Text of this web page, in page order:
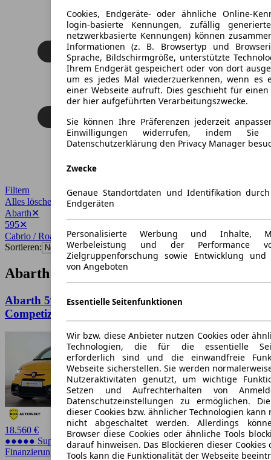
Cookies, Endgeräte- oder ähnliche Online-
login-basierte Kennungen, zufällig
netzwerkbasierte Kennungen) können
Informationen (z. B. Browsertyp und
Sprache, Bildschirmgröße, unterstützte
Ihrem Endgerät gespeichert oder von dort
um es jedes Mal wiederzuerkennen, wenn es
einer Webseite aufruft. Dies geschieht für
der hier aufgeführten Verarbeitungszwecke.
Sie können Ihre Präferenzen jederzeit
Einwilligungen widerrufen, indem
Datenschutzerklärung den Privacy Manager
Zwecke
Genaue Standortdaten und Identifikation
Endgeräten
Personalisierte Werbung und Inhalte,
Werbeleistung und der Performance
Zielgruppenforschung sowie Entwicklung und
von Angeboten
Essentielle Seitenfunktionen
Wir bzw. diese Anbieter nutzen Cookies oder
Technologien, die für die essentielle
erforderlich sind und die einwandfreie
Webseite sicherstellen. Sie werden
Nutzeraktivitäten genutzt, um wichtige
Setzen und Aufrechterhalten von
Datenschutzeinstellungen zu ermöglichen.
dieser Cookies bzw. ähnlicher Technologien kann
nicht abgeschaltet werden. Allerdings
Browser diese Cookies oder ähnliche Tools
darauf hinweisen. Das Blockieren dieser
Tools kann die Funktionalität der Webseite
Filtern
Alles löschen
Abarth✕
595✕
Cabrio / Roadster✕
Sortieren:
Abarth 595 Cabrio / Roadster Angebote
Abarth 595C 595C 1.4 T-Jet 16V 595C
Competizione XENON+NAVI
18.560 €
●●●●● Super Preis
Finanzierung möglich